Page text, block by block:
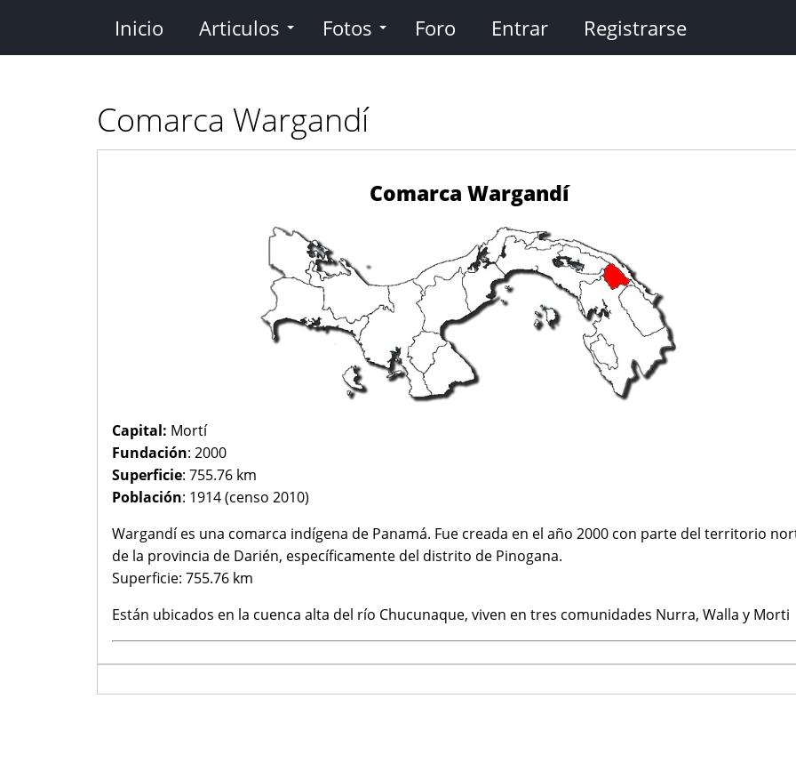
contenido
Inicio Articulos Fotos Foro Entrar Registrarse
Comarca Wargandí
Comarca Wargandí
Capital: Mortí
Fundación: 2000
Superficie: 755.76 km
Población: 1914 (censo 2010)
Wargandí es una comarca indígena de Panamá. Fue creada en el año 2000 con parte del territorio
de la provincia de Darién, específicamente del distrito de Pinogana.
Superficie: 755.76 km
Están ubicados en la cuenca alta del río Chucunaque, viven en tres comunidades Nurra, Walla y Morti